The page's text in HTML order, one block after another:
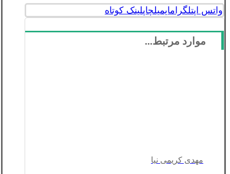
واتس اپتلگرامایمیلچاپلینک کوتاه
موارد مرتبط...
مهدی کریمی نیا